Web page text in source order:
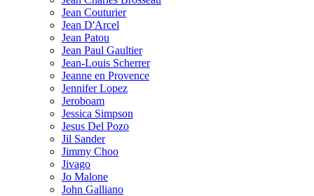
Jean Couturier
Jean D'Arcel
Jean Patou
Jean Paul Gaultier
Jean-Louis Scherrer
Jeanne en Provence
Jennifer Lopez
Jeroboam
Jessica Simpson
Jesus Del Pozo
Jil Sander
Jimmy Choo
Jivago
Jo Malone
John Galliano